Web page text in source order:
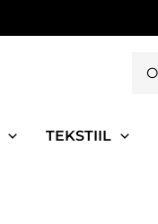
for:
TEKSTIIL